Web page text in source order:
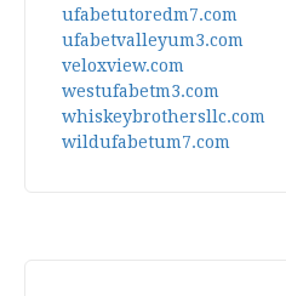
ufabetutoredm7.com
ufabetvalleyum3.com
veloxview.com
westufabetm3.com
whiskeybrothersllc.com
wildufabetum7.com